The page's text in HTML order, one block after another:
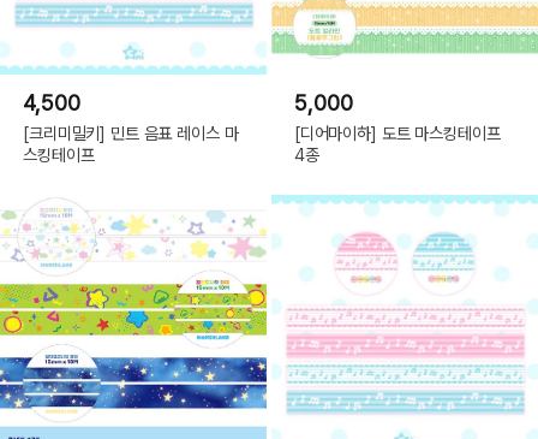
4,500
[크리미밀키] 민트 음표 레이스 마
스킹테이프
5,000
[디어마이하] 도트 마스킹테이프
4종